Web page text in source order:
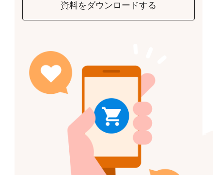
資料をダウンロードする